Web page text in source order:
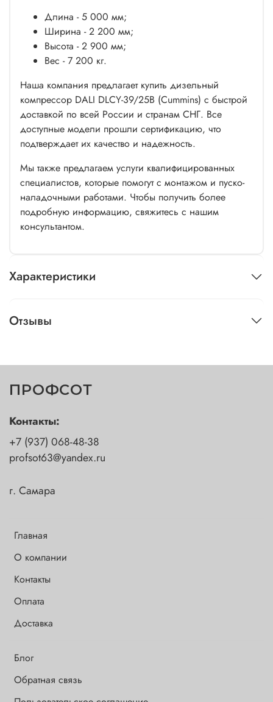
Длина - 5 000 мм;
Ширина - 2 200 мм;
Высота - 2 900 мм;
Вес - 7 200 кг.
Наша компания предлагает купить дизельный
компрессор DALI DLCY-39/25B (Cummins) с быстрой
доставкой по всей России и странам СНГ. Все
доступные модели прошли сертификацию, что
подтверждает их качество и надежность.
Мы также предлагаем услуги квалифицированных
специалистов, которые помогут с монтажом и пуско-
наладочными работами. Чтобы получить более
подробную информацию, свяжитесь с нашим
консультантом.
Характеристики
Отзывы
ПРОФСОТ
Главная
О компании
Контакты
Оплата
Доставка
Блог
Обратная связь
Контакты:
+7 (937) 068-48-38
profsot63@yandex.ru
г. Самара